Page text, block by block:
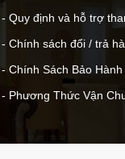
- Quy định và hỗ trợ
- Chính sách đổi / trả
- Chính Sách Bảo Hành
- Phương Thức Vận